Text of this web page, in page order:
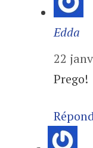
Edda
22
Prego!